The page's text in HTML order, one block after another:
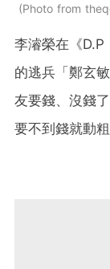
Photo from
李濬榮在《
的逃兵「鄭玄
友要錢、沒錢
要不到錢就動